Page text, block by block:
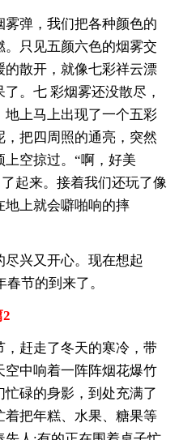
弹，我们把各种颜色的
只见五颜六色的烟雾交
散开，就像七彩祥云漂
。七 彩烟雾还没散尽，
上马上出现了一个五彩
把四周照的通亮，突然
空掠过。“啊，好美
起来。接着我们还玩了像
地上就会噼啪响的摔
兴又开心。现在想起
节的到来了。
赶走了冬天的寒冷，带
中响着一阵阵烟花爆竹
碌的身影，到处充满了
把年糕、水果、糖果等